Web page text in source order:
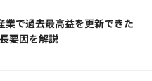
業で過去最高益を更新できた
要因を解説